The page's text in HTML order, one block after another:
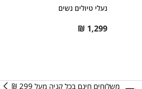
נעלי טיולים נשים
₪ 1,299
משלוחים חינם בכל קניה מעל 299 ₪